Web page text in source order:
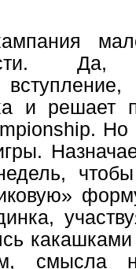
Да,
и решает
смысла